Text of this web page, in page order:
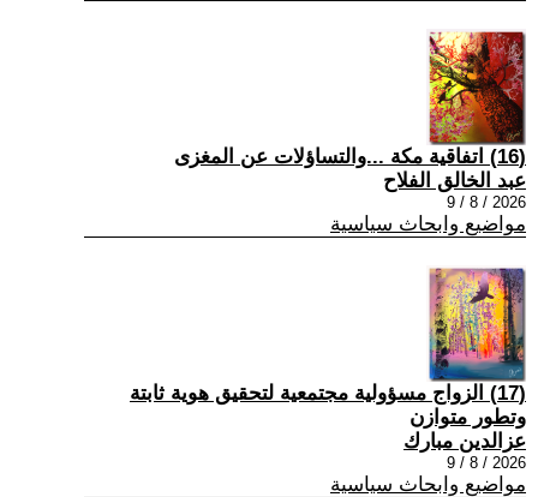
(16) اتفاقية مكة ...والتساؤلات عن المغزى
عبد الخالق الفلاح
2026 / 8 / 9
مواضيع وابحاث سياسية
(17) الزواج مسؤولية مجتمعية لتحقيق هوية ثابتة
وتطور متوازن
عزالدين مبارك
2026 / 8 / 9
مواضيع وابحاث سياسية